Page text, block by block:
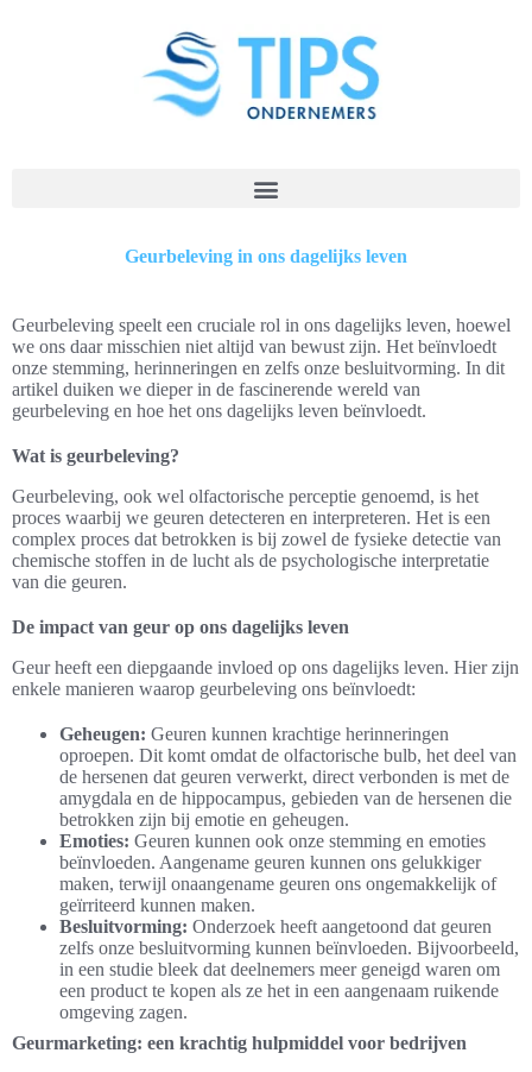
Geurbeleving in ons dagelijks leven
Geurbeleving speelt een cruciale rol in ons dagelijks leven, hoewel
we ons daar misschien niet altijd van bewust zijn. Het beïnvloedt
onze stemming, herinneringen en zelfs onze besluitvorming. In dit
artikel duiken we dieper in de fascinerende wereld van
geurbeleving en hoe het ons dagelijks leven beïnvloedt.
Wat is geurbeleving?
Geurbeleving, ook wel olfactorische perceptie genoemd, is het
proces waarbij we geuren detecteren en interpreteren. Het is een
complex proces dat betrokken is bij zowel de fysieke detectie van
chemische stoffen in de lucht als de psychologische interpretatie
van die geuren.
De impact van geur op ons dagelijks leven
Geur heeft een diepgaande invloed op ons dagelijks leven. Hier zijn
enkele manieren waarop geurbeleving ons beïnvloedt:
Geheugen: Geuren kunnen krachtige herinneringen
oproepen. Dit komt omdat de olfactorische bulb, het deel van
de hersenen dat geuren verwerkt, direct verbonden is met de
amygdala en de hippocampus, gebieden van de hersenen die
betrokken zijn bij emotie en geheugen.
Emoties: Geuren kunnen ook onze stemming en emoties
beïnvloeden. Aangename geuren kunnen ons gelukkiger
maken, terwijl onaangename geuren ons ongemakkelijk of
geïrriteerd kunnen maken.
Besluitvorming: Onderzoek heeft aangetoond dat geuren
zelfs onze besluitvorming kunnen beïnvloeden. Bijvoorbeeld,
in een studie bleek dat deelnemers meer geneigd waren om
een product te kopen als ze het in een aangenaam ruikende
omgeving zagen.
Geurmarketing: een krachtig hulpmiddel voor bedrijven